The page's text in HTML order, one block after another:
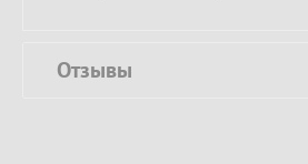
Отзывы